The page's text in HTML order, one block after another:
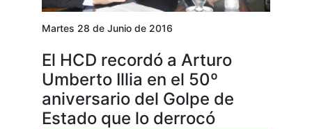
Martes 28 de Junio de 2016
El HCD recordó a Arturo
Umberto Illia en el 50º
aniversario del Golpe de
Estado que lo derrocó